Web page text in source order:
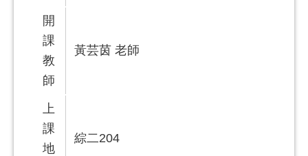
開
課
教
師
黃芸茵 老師
上
課
地
綜二204